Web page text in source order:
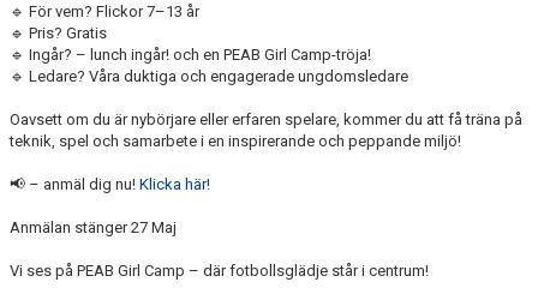
🔹 För vem? Flickor 7–13 år
🔹 Pris? Gratis
🔹 Ingår? – lunch ingår! och en PEAB Girl Camp-tröja!
🔹 Ledare? Våra duktiga och engagerade ungdomsledare
Oavsett om du är nybörjare eller erfaren spelare, kommer du att få träna på
teknik, spel och samarbete i en inspirerande och peppande miljö!
📢 – anmäl dig nu! Klicka här!
Anmälan stänger 27 Maj
Vi ses på PEAB Girl Camp – där fotbollsglädje står i centrum!